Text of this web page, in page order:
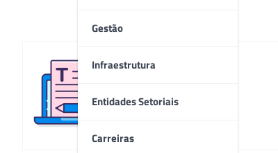
Gestão
Infraestrutura
Entidades Setoriais
Carreiras